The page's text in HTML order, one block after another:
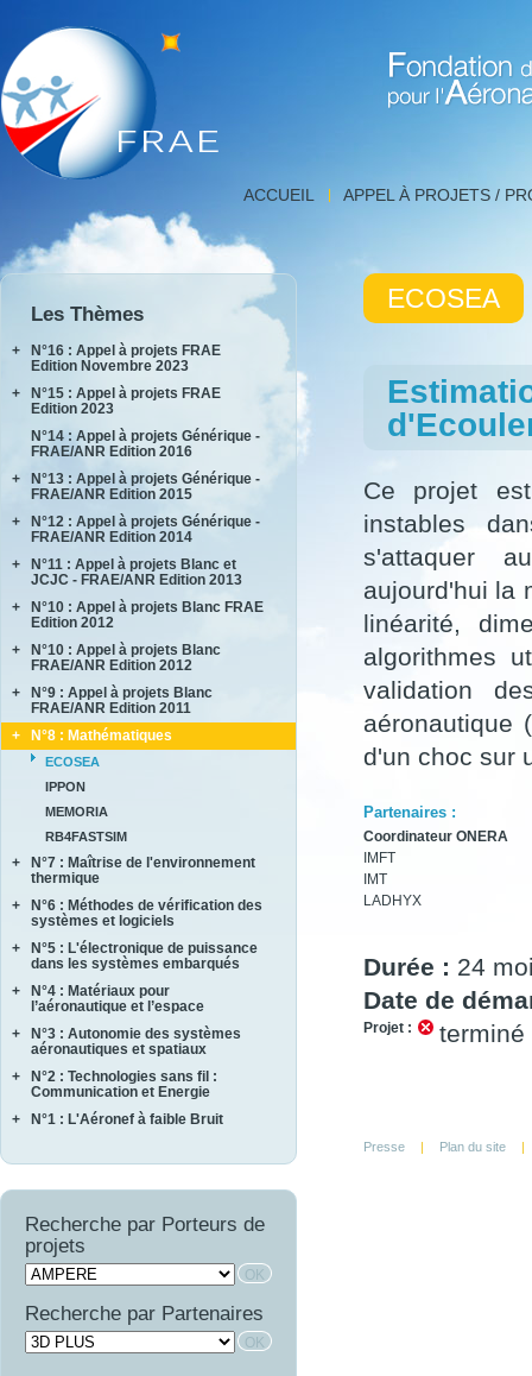
Détail
FNRAE
Fondation
de
Recherche
l'Aéronautique
l'Espace
ACCUEIL APPEL À PROJETS /
Les Thèmes
+
N°16 : Appel à projets FRAE
Edition Novembre 2023
INPACT
RAKEL
+
N°15 : Appel à projets FRAE
Edition 2023
AIDEAS
AIxIA
N°14 : Appel à projets Générique -
FRAE/ANR Edition 2016
+
N°13 : Appel à projets Générique -
FRAE/ANR Edition 2015
AIRTIUS
BRENNUS
COVERIF
MAGIC
+
N°12 : Appel à projets Générique -
FRAE/ANR Edition 2014
ANVES
HighS-Ti
M-SCOT
MORE4LESS
OPTIMUM
SUB SUPER JET
TIMBER
+
N°11 : Appel à projets Blanc et
JCJC - FRAE/ANR Edition 2013
AMANDE
COMPACS
METAUDIBLE
REFINE
REMEDDIES
SALWARE
SLENDER
+
N°10 : Appel à projets Blanc FRAE
Edition 2012
ACCITE
PARASOFT
SEMAFOR
+
N°10 : Appel à projets Blanc
FRAE/ANR Edition 2012
LIMICOS
+
N°9 : Appel à projets Blanc
FRAE/ANR Edition 2011
DISCERN
SePaCoDe
SONOBL
+ N°8 : Mathématiques
ECOSEA
IPPON
MEMORIA
RB4FASTSIM
+
N°7 : Maîtrise de l'environnement
thermique
ASTHER
COMIFO
MATRAS
STRASS
SYRTIPE
+
N°6 : Méthodes de vérification des
systèmes et logiciels
ALPROSE
ASCERT
CAVALE
SARDANES
+
N°5 : L'électronique de puissance
dans les systèmes embarqués
CASAREL
COTECH
EPAHT
FEMINA
+
N°4 : Matériaux pour
l’aéronautique et l’espace
AMFORTAS
CASSIS
CORTEC
RUPSCEN
THERMONC
VICOMTHE
+
N°3 : Autonomie des systèmes
aéronautiques et spatiaux
MARAE
NAVIFLOW
SCA2RS
+
N°2 : Technologies sans fil :
Communication et Energie
ASTRAL
FINEST
LIMA
WAVE SUPPLY
+ N°1 : L'Aéronef à faible Bruit
COMBE
OSCAR
Recherche par Porteurs de
projets
Recherche par Partenaires
ECOSEA
Ce projet
instables
s'attaquer
aujourd'hui la
linéarité,
algorithmes
validation
aéronautique
d'un choc sur
Partenaires :
Coordinateur ONERA
IMFT
IMT
LADHYX
Durée : 24
Date de
Projet : terminé
Presse | Plan du site |